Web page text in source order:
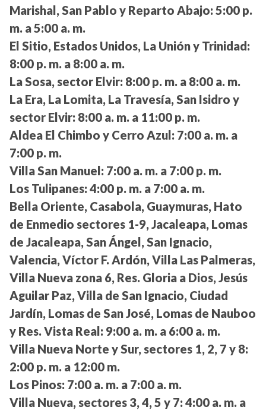
Marishal, San Pablo y Reparto Abajo: 5:00 p.
m. a 5:00 a. m.
El Sitio, Estados Unidos, La Unión y Trinidad:
8:00 p. m. a 8:00 a. m.
La Sosa, sector Elvir: 8:00 p. m. a 8:00 a. m.
La Era, La Lomita, La Travesía, San Isidro y
sector Elvir: 8:00 a. m. a 11:00 p. m.
Aldea El Chimbo y Cerro Azul: 7:00 a. m. a
7:00 p. m.
Villa San Manuel: 7:00 a. m. a 7:00 p. m.
Los Tulipanes: 4:00 p. m. a 7:00 a. m.
Bella Oriente, Casabola, Guaymuras, Hato
de Enmedio sectores 1-9, Jacaleapa, Lomas
de Jacaleapa, San Ángel, San Ignacio,
Valencia, Víctor F. Ardón, Villa Las Palmeras,
Villa Nueva zona 6, Res. Gloria a Dios, Jesús
Aguilar Paz, Villa de San Ignacio, Ciudad
Jardín, Lomas de San José, Lomas de Nauboo
y Res. Vista Real: 9:00 a. m. a 6:00 a. m.
Villa Nueva Norte y Sur, sectores 1, 2, 7 y 8:
2:00 p. m. a 12:00 m.
Los Pinos: 7:00 a. m. a 7:00 a. m.
Villa Nueva, sectores 3, 4, 5 y 7: 4:00 a. m. a